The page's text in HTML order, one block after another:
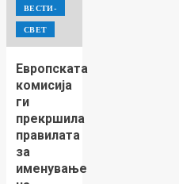
ВЕСТИ-
СВЕТ
Европската
комисија
ги
прекршила
правилата
за
именување